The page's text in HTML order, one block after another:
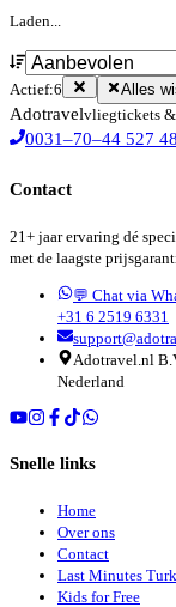
Laden...
Actief:6 Alles
Adotravelvliegtickets
0031–70–44 527 48
Contact
21+ jaar ervaring dé
met de laagste
💬 Chat via
+31 6 2519 6331
Adotravel.nl
Nederland
Snelle links
Home
Over ons
Contact
Last Minutes
Kids for Free